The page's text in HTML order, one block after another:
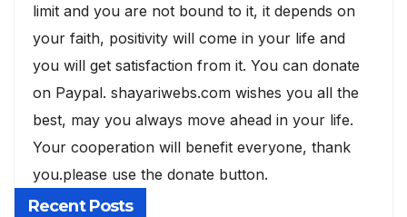
limit and you are not bound to it, it depends on
your faith, positivity will come in your life and
you will get satisfaction from it. You can donate
on Paypal. shayariwebs.com wishes you all the
best, may you always move ahead in your life.
Your cooperation will benefit everyone, thank
you.please use the donate button.
Recent Posts